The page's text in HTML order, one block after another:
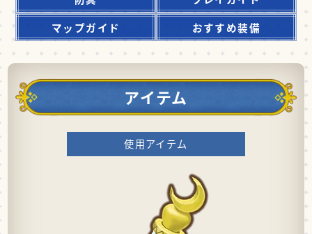
マップガイド
おすすめ装備
アイテム
使用アイテム